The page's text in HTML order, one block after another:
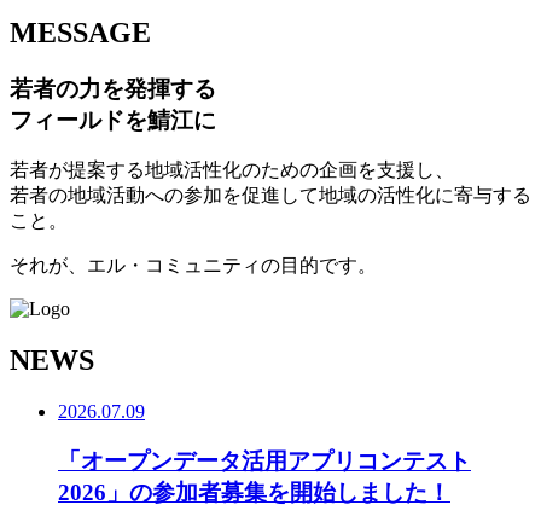
MESSAGE
若者の力を発揮する
フィールドを鯖江に
若者が提案する地域活性化のための企画を支援し、
若者の地域活動への参加を促進して地域の活性化に寄与する
こと。
それが、エル・コミュニティの目的です。
NEWS
2026.07.09
「オープンデータ活用アプリコンテスト
2026」の参加者募集を開始しました！